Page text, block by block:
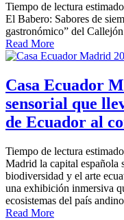
Tiempo de lectura
El Babero: Sabores de
gastronómico” del
Read More
Casa Ecuador
sensorial que
de Ecuador al
Tiempo de lectura
Madrid la capital española
biodiversidad y el arte
una exhibición inmersiva
ecosistemas del país andino
Read More